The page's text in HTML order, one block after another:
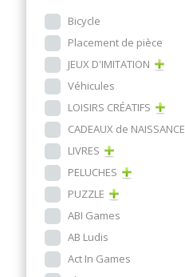
Bicycle
Placement de pièce
JEUX D'IMITATION
Véhicules
LOISIRS CRÉATIFS
CADEAUX de NAISSANCE
LIVRES
PELUCHES
PUZZLE
ABI Games
AB Ludis
Act In Games